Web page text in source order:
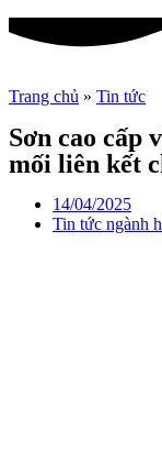
Trang chủ » Tin tức
Sơn cao cấp
mối liên kết
14/04/2025
Tin tức ngành